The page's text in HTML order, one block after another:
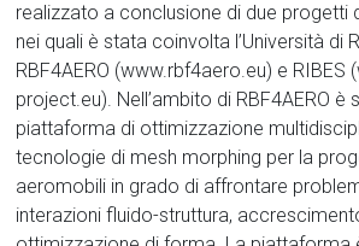
realizzato a conclusione di due progetti
nei quali è stata coinvolta l’Università di
RBF4AERO (www.rbf4aero.eu) e RIBES
project.eu). Nell’ambito di RBF4AERO è
piattaforma di ottimizzazione
tecnologie di mesh morphing per la
aeromobili in grado di affrontare
interazioni fluido-struttura,